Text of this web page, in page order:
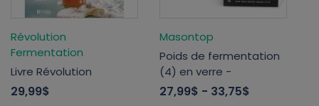
Révolution
Fermentation
Livre Révolution
29,99$
Masontop
Poids de fermentation
(4) en verre -
27,99$ - 33,75$